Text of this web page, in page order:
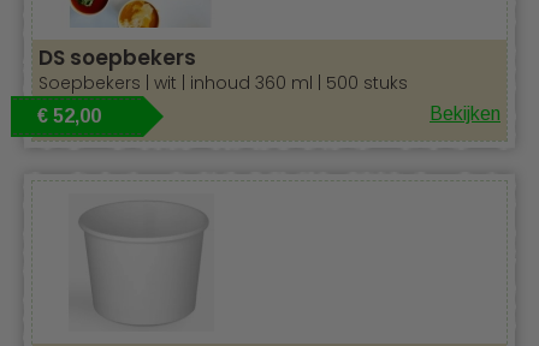
DS soepbekers
Soepbekers | wit | inhoud 360 ml | 500 stuks
€ 52,00 Bekijken